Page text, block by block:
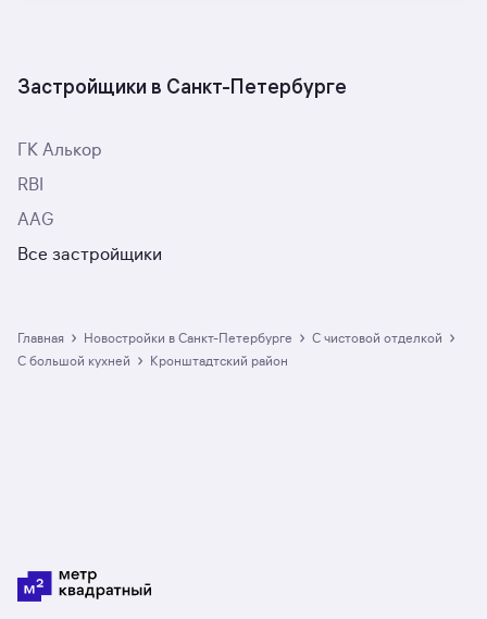
Застройщики в Санкт-Петербурге
ГК Алькор
RBI
AAG
Все застройщики
Главная › Новостройки в Санкт-Петербурге › с чистовой отделкой ›
с большой кухней › Кронштадтский район